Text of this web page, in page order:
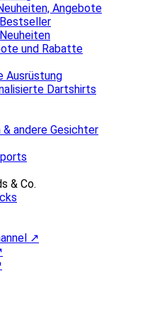
Angebote
und Rabatte
Ausrüstung
Dartshirts
andere Gesichter
& Co.
↗